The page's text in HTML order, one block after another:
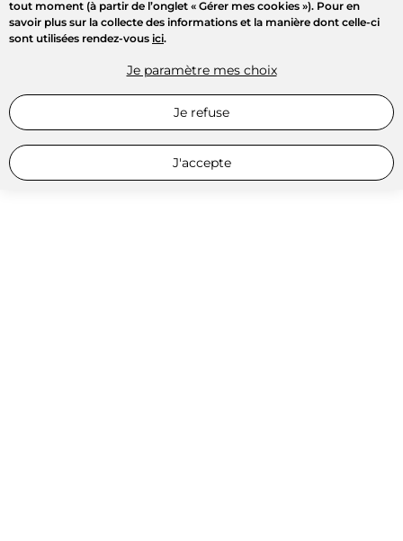
tout moment (à partir de l’onglet « Gérer mes cookies »). Pour en
savoir plus sur la collecte des informations et la manière dont celle-ci
sont utilisées rendez-vous ici.
Je paramètre mes choix
Je refuse
J'accepte